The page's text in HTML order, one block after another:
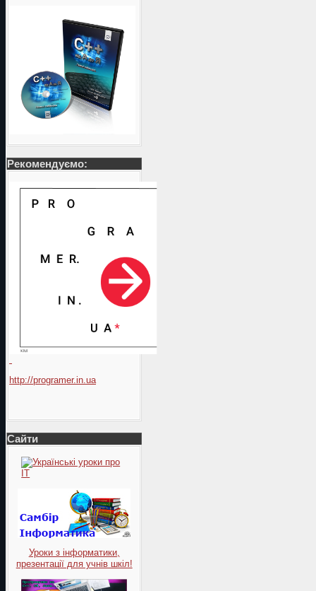
Рекомендуємо:
http://programer.in.ua
Сайти
Уроки з інформатики,
презентації для учнів шкіл!